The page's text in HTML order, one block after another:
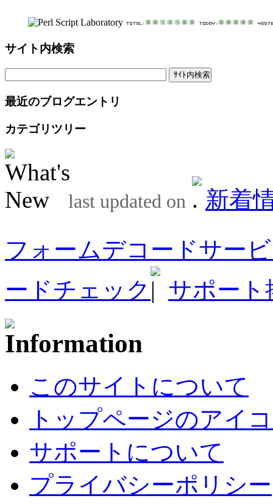
サイト内検索
最近のブログエントリ
カテゴリツリー
last updated on
新着
フォームデコードサー
ードチェック
サポート
このサイトについて
トップページのアイ
サポートについて
プライバシーポリシー